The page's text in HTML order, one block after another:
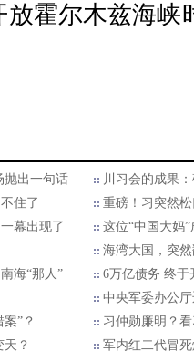
霍尔木兹海峡
抛出一句话
川习会的成果
住了
重磅！习突然
幕出现了
这位“中国大妈
海湾大国，突
海“那人”
6万亿债务 终于
中央军委办公
”？
习仲勋廉明？
？
军内红二代冒